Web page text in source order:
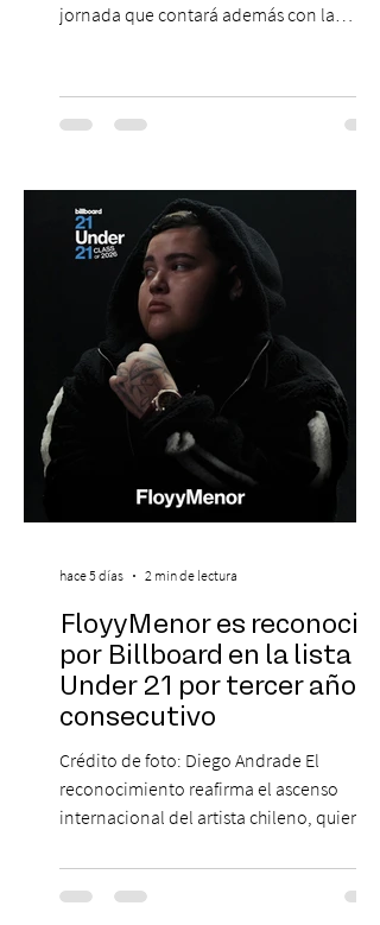
jornada que contará además con la
agosto, el Parque Arena Temuco será
escenario de una noche dedicada al indie
banda que llegará a la capital de La
Araucanía para ofrecer un show cargado
de energía, guitarras y canciones que han
marcado su breve pero exitosa trayectoria.
FloyyMenor es reconocido
por Billboard en la lista 21
Under 21 por tercer año
consecutivo
Crédito de foto: Diego Andrade El
reconocimiento reafirma el ascenso
internacional del artista chileno, quien
en la escena global. MIAMI, FL (3 de agosto
de 2026) — FloyyMenor ha sido
hace 5 días 2 min de lectura